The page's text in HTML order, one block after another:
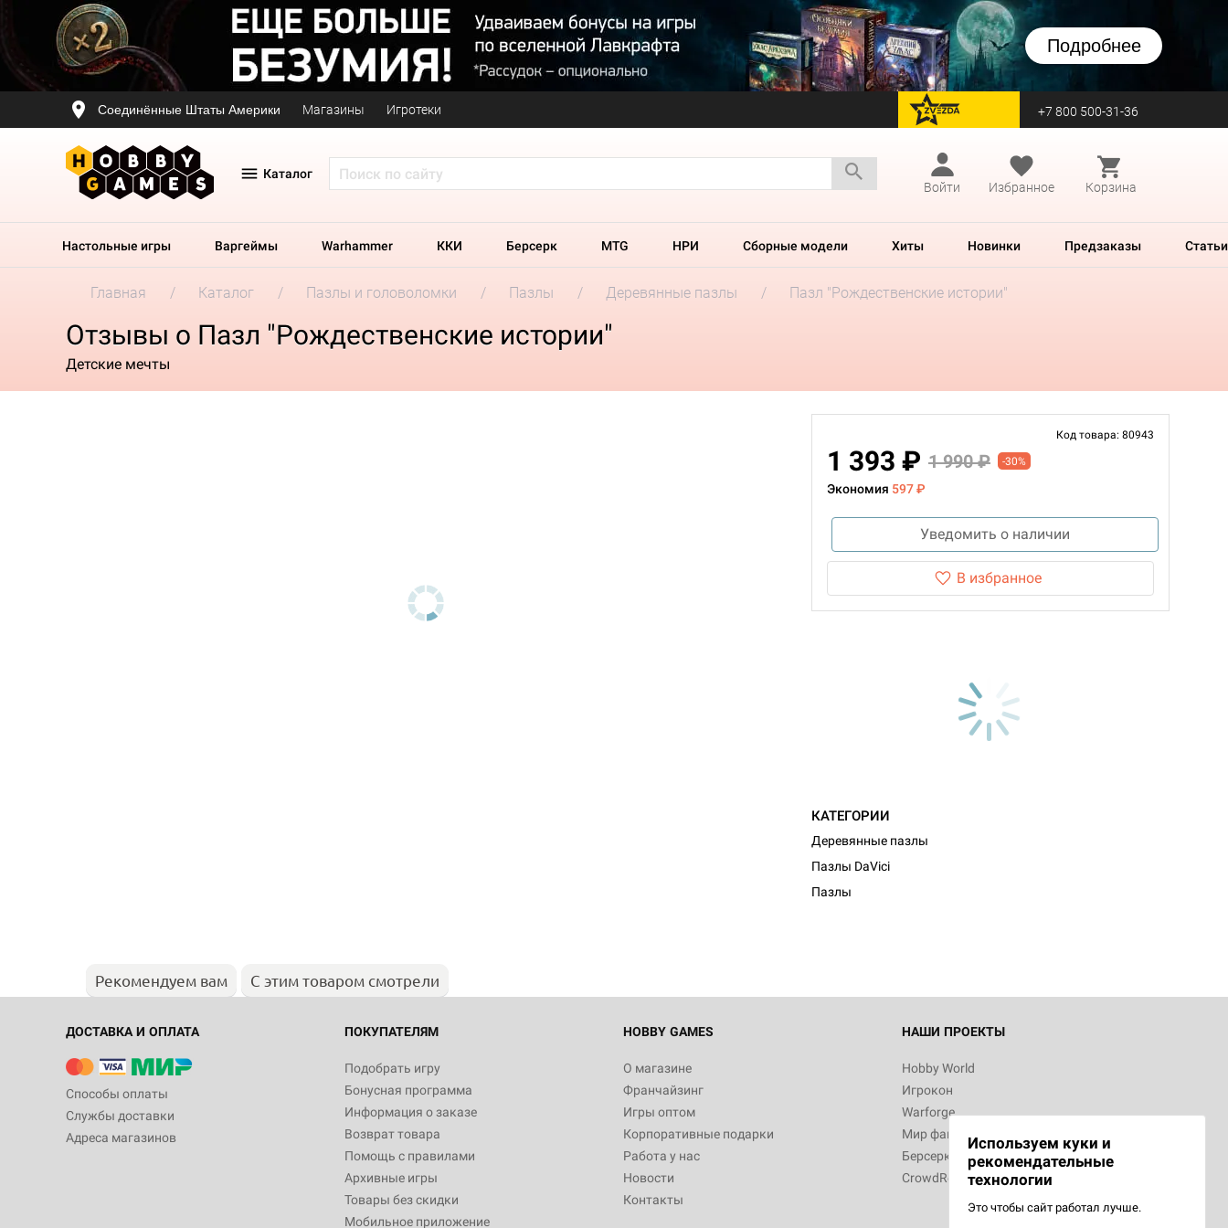
Подробнее
Соединённые Штаты Америки Магазины Игротеки перейти на Zvezda +7 800 500-31-36
Каталог
Войти
Избранное Корзина
Настольные игры Варгеймы Warhammer ККИ Берсерк MTG НРИ Сборные модели Хиты Новинки Предзаказы Статьи
Главная Каталог Пазлы и головоломки Пазлы Деревянные пазлы Пазл "Рождественские истории"
Отзывы о Пазл "Рождественские истории"
Детские мечты
Код товара: 80943
1 393 ₽ 1 990 ₽ -30%
Экономия 597 ₽
Уведомить о наличии
В избранное
КАТЕГОРИИ
Деревянные пазлы
Пазлы DaVici
Пазлы
Рекомендуем вам С этим товаром смотрели
ДОСТАВКА И ОПЛАТА
Способы оплаты
Службы доставки
Адреса магазинов
ПОКУПАТЕЛЯМ
Подобрать игру
Бонусная программа
Информация о заказе
Возврат товара
Помощь с правилами
Архивные игры
Товары без скидки
Мобильное приложение
HOBBY GAMES
О магазине
Франчайзинг
Игры оптом
Корпоративные подарки
Работа у нас
Новости
Контакты
НАШИ ПРОЕКТЫ
Hobby World
Игрокон
Warforge
Мир фантастики
Берсерк
CrowdRepublic
Используем куки и
рекомендательные
технологии
Это чтобы сайт работал лучше.